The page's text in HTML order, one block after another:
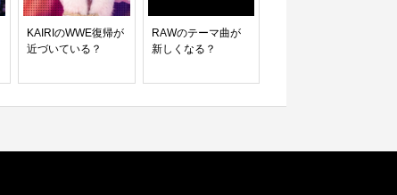
KAIRIのWWE復帰が
近づいている？
RAWのテーマ曲が
新しくなる？